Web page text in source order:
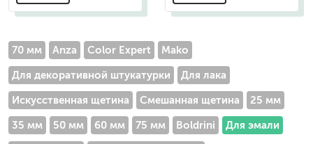
70 мм Anza Color Expert Mako
Для декоративной штукатурки Для лака
Искусственная щетина Смешанная щетина 25 мм
35 мм 50 мм 60 мм 75 мм Boldrini Для эмали